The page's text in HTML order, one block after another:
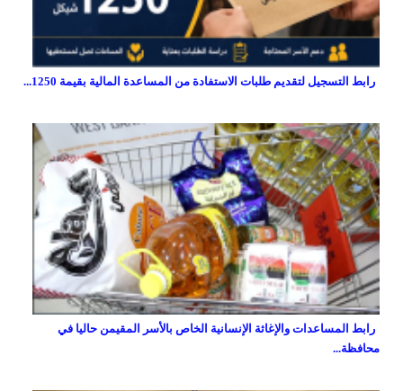
رابط التسجيل لتقديم طلبات الاستفادة من المساعدة المالية بقيمة 1250...
رابط المساعدات والإغاثة الإنسانية الخاص بالأسر المقيمن حاليا في
محافظة...